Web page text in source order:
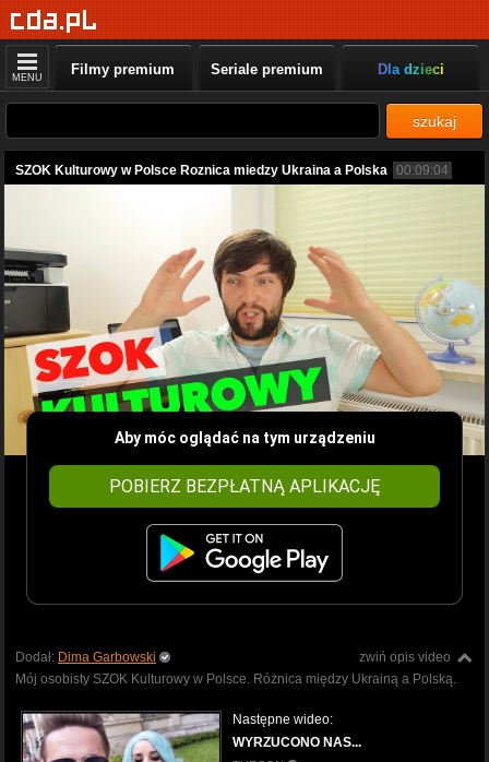
MENU Filmy premium Seriale premium Dla dzieci
szukaj
SZOK Kulturowy w Polsce Roznica miedzy Ukraina a Polska 00:09:04
Aby móc oglądać na tym urządzeniu
POBIERZ BEZPŁATNĄ APLIKACJĘ
zwiń opis video
Dodał: Dima Garbowski
Mój osobisty SZOK Kulturowy w Polsce. Różnica między Ukrainą a Polską.
Następne wideo:
WYRZUCONO NAS...